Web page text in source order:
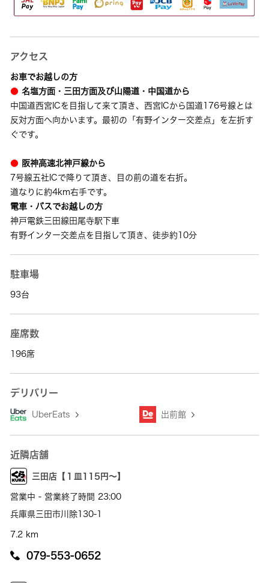
アクセス
お車でお越しの方
● 名塩方面・三田方面及び山陽道・中国道から
中国道西宮ICを目指して来て頂き、西宮ICから国道176号線とは
反対方面へ向かいます。最初の「有野インター交差点」を左折す
ぐです。
● 阪神高速北神戸線から
7号線五社ICで降りて頂き、目の前の道を右折。
道なりに約4km右手です。
電車・バスでお越しの方
神戸電鉄三田線田尾寺駅下車
有野インター交差点を目指して頂き、徒歩約10分
駐車場
93台
座席数
196席
デリバリー
UberEats 出前館
近隣店舗
三田店【１皿115円～】
営業中 - 営業終了時間 23:00
兵庫県三田市川除130-1
7.2 km
079-553-0652